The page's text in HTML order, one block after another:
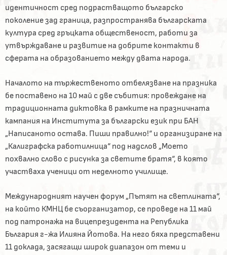
идентичност сред подрастващото българско
поколение зад граница, разпространява българската
култура сред гръцката общественост, работи за
утвърждаване и развитие на добрите контакти в
сферата на образованието между двата народа.
Началото на тържественото отбелязване на празника
бе поставено на 10 май с две събития: провеждане на
традиционната диктовка в рамките на празничната
кампания на Института за български език при БАН
„Написаното остава. Пиши правилно!“ и организиране на
„Калиграфска работилница“ под надслов „Моето
похвално слово с рисунка за светите братя“, в която
участваха ученици от неделното училище.
Международният научен форум „Пътят на светлината“,
на който КМНЦ бе съорганизатор, се проведе на 11 май
под патронажа на вицепрезидента на Република
България г-жа Илияна Йотова. На него бяха представени
11 доклада, засягащи широк диапазон от теми и